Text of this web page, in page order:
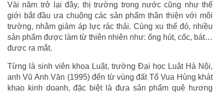
Vài năm trở lại đây, thị trường trong nước cũng như thế
giới bắt đầu ưa chuộng các sản phẩm thân thiện với môi
trường, nhằm giảm áp lực rác thải. Cùng xu thế đó, nhiều
sản phẩm được làm từ thiên nhiên như: ống hút, cốc, bát…
được ra mắt.
Từng là sinh viên khoa Luật, trường Đại học Luật Hà Nội,
anh Vũ Anh Văn (1995) đến từ vùng đất Tổ Vua Hùng khát
khao kinh doanh, đặc biệt là đưa sản phẩm quê hương